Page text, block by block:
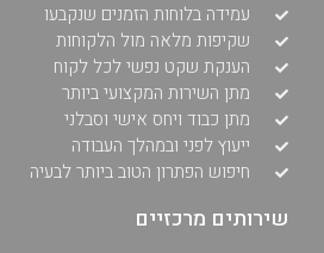
עמידה בלוחות הזמנים שנקבעו
שקיפות מלאה מול הלקוחות
הענקת שקט נפשי לכל לקוח
מתן השירות המקצועי ביותר
מתן כבוד ויחס אישי וסבלני
ייעוץ לפני ובמהלך העבודה
חיפוש הפתרון הטוב ביותר לבעיה
שירותים מרכזיים